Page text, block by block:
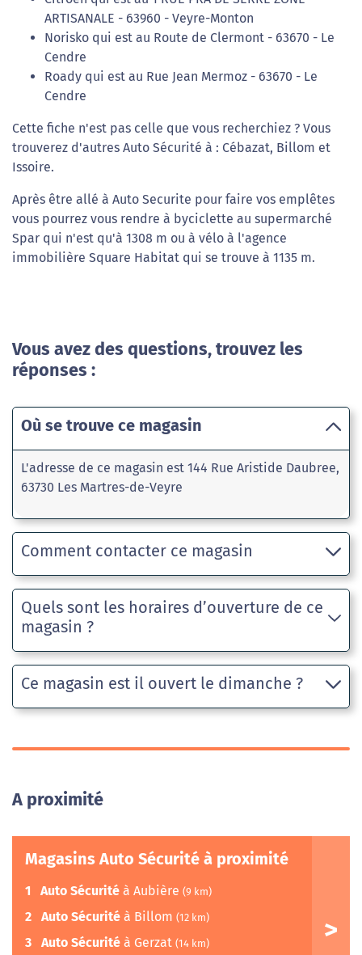
ARTISANALE - 63960 - Veyre-Monton
Norisko qui est au Route de Clermont - 63670 - Le
Cendre
Roady qui est au Rue Jean Mermoz - 63670 - Le
Cendre
Cette fiche n'est pas celle que vous recherchiez ? Vous
trouverez d'autres Auto Sécurité à : Cébazat, Billom et
Issoire.
Après être allé à Auto Securite pour faire vos emplêtes
vous pourrez vous rendre à byciclette au supermarché
Spar qui n'est qu'à 1308 m ou à vélo à l'agence
immobilière Square Habitat qui se trouve à 1135 m.
Vous avez des questions, trouvez les
réponses :
Où se trouve ce magasin
L'adresse de ce magasin est 144 Rue Aristide Daubree,
63730 Les Martres-de-Veyre
Comment contacter ce magasin
Quels sont les horaires d’ouverture de ce
magasin ?
Ce magasin est il ouvert le dimanche ?
A proximité
Magasins Auto Sécurité à proximité
1 Auto Sécurité à Aubière (9 km)
2 Auto Sécurité à Billom (12 km)
3 Auto Sécurité à Gerzat (14 km)